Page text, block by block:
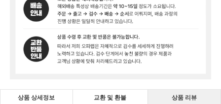
상품 상세정보 교환 및 환불 상품 리뷰